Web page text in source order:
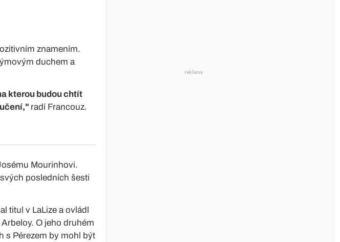
znamením.
duchem a
kterou budou chtít
radí Francouz.
Mourinhovi.
posledních šesti
titul v LaLize a ovládl
O jeho druhém
s Pérezem by mohl být